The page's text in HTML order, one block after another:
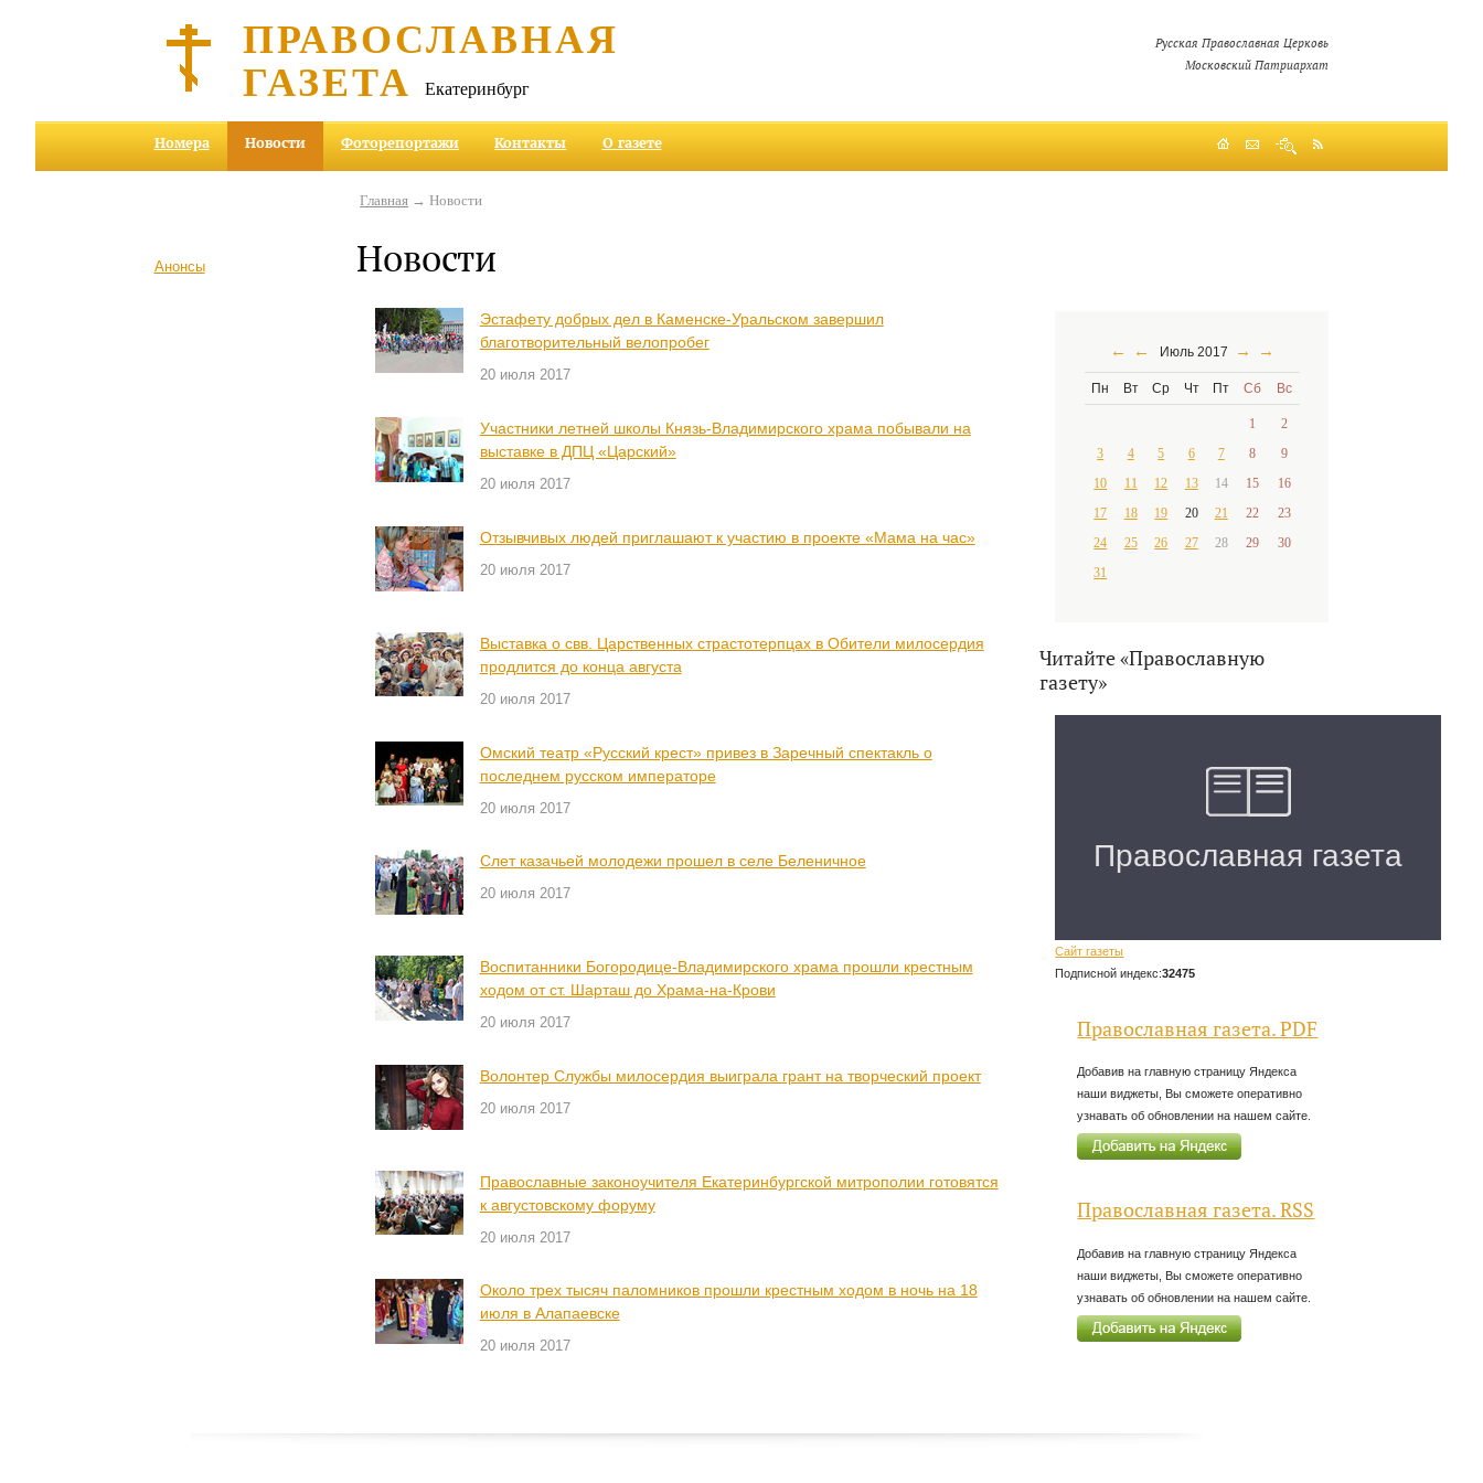
ПРАВОСЛАВНАЯ
ГАЗЕТА Екатеринбург
Русская Православная Церковь
Московский Патриархат
Номера Новости Фоторепортажи Контакты О газете
Анонсы
Главная → Новости
Новости
Эстафету добрых дел в Каменске-Уральском завершил
благотворительный велопробег
20 июля 2017
Участники летней школы Князь-Владимирского храма побывали на
выставке в ДПЦ «Царский»
20 июля 2017
Отзывчивых людей приглашают к участию в проекте «Мама на час»
20 июля 2017
Выставка о свв. Царственных страстотерпцах в Обители милосердия
продлится до конца августа
20 июля 2017
Омский театр «Русский крест» привез в Заречный спектакль о
последнем русском императоре
20 июля 2017
Слет казачьей молодежи прошел в селе Беленичное
20 июля 2017
Воспитанники Богородице-Владимирского храма прошли крестным
ходом от ст. Шарташ до Храма-на-Крови
20 июля 2017
Волонтер Службы милосердия выиграла грант на творческий проект
20 июля 2017
Православные законоучителя Екатеринбургской митрополии готовятся
к августовскому форуму
20 июля 2017
Около трех тысяч паломников прошли крестным ходом в ночь на 18
июля в Алапаевске
20 июля 2017
← ← Июль 2017 → →
Пн Вт Ср Чт Пт Сб Вс
1
2
3
4 5 6 7 8
9
10
11 12 13 14 15
16
17
18 19 20 21 22
23
24
25 26 27 28 29
30
31
Читайте «Православную
газету»
Сайт газеты
Подписной индекс:32475
Православная газета. PDF
Добавив на главную страницу Яндекса
наши виджеты, Вы сможете оперативно
узнавать об обновлении на нашем сайте.
Православная газета. RSS
Добавив на главную страницу Яндекса
наши виджеты, Вы сможете оперативно
узнавать об обновлении на нашем сайте.